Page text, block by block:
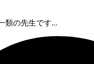
類の先生です...